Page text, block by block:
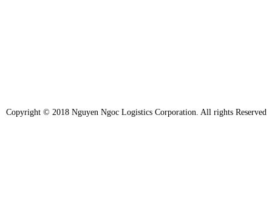
Copyright © 2018 Nguyen Ngoc Logistics Corporation. All rights Reserved